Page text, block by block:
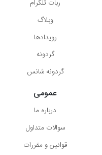
ربات تلگرام
وبلاگ
رویدادها
گردونه
گردونه شانس
عمومی
درباره ما
سوالات متداول
قوانین و مقررات